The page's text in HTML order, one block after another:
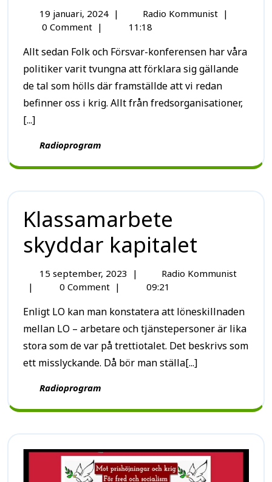
19 januari, 2024 | Radio Kommunist |
0 Comment | 11:18
Allt sedan Folk och Försvar-konferensen har våra
politiker varit tvungna att förklara sig gällande
de tal som hölls där framställde att vi redan
befinner oss i krig. Allt från fredsorganisationer,
[...]
Radioprogram
Klassamarbete
skyddar kapitalet
15 september, 2023 |
Radio Kommunist
|
0 Comment | 09:21
Enligt LO kan man konstatera att löneskillnaden
mellan LO – arbetare och tjänstepersoner är lika
stora som de var på trettiotalet. Det beskrivs som
ett misslyckande. Då bör man ställa[...]
Radioprogram